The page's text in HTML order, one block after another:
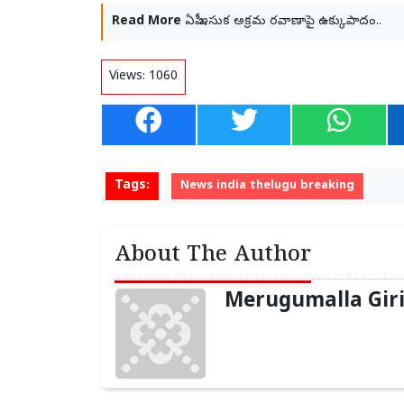
Read More ఏపీ ఇసుక అక్రమ రవాణాపై ఉక్కుపాదం..
Views: 1060
Tags: News india thelugu breaking
About The Author
Merugumalla Giri